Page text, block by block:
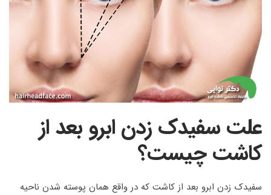
علت سفیدک زدن ابرو بعد از
کاشت چیست؟
سفیدک زدن ابرو بعد از کاشت که در واقع همان پوسته شدن ناحیه